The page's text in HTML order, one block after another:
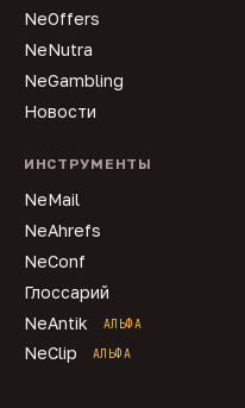
NeOffers
NeNutra
NeGambling
Новости
ИНСТРУМЕНТЫ
NeMail
NeAhrefs
NeConf
Глоссарий
NeAntik
АЛЬФА
NeClip АЛЬФА